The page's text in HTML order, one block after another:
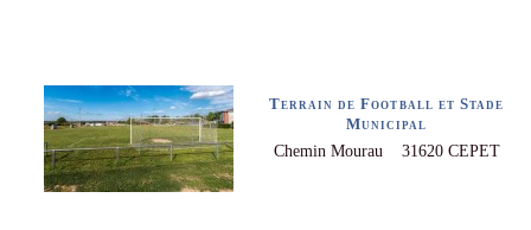
Terrain de Football et Stade
Municipal
Chemin Mourau 31620 CEPET